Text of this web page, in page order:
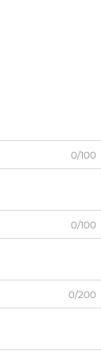
0/100
0/100
0/200